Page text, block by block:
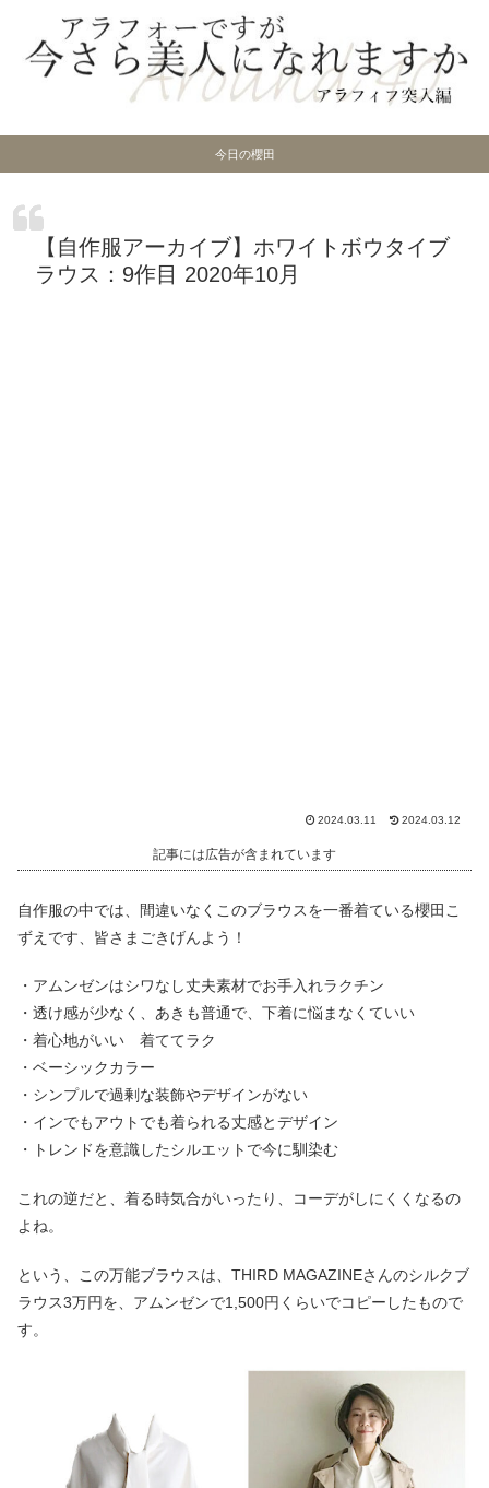
今日の櫻田
【自作服アーカイブ】ホワイトボウタイブ
ラウス：9作目 2020年10月
2024.03.11 2024.03.12
記事には広告が含まれています
自作服の中では、間違いなくこのブラウスを一番着ている櫻田こ
ずえです、皆さまごきげんよう！
・アムンゼンはシワなし丈夫素材でお手入れラクチン
・透け感が少なく、あきも普通で、下着に悩まなくていい
・着心地がいい 着ててラク
・ベーシックカラー
・シンプルで過剰な装飾やデザインがない
・インでもアウトでも着られる丈感とデザイン
・トレンドを意識したシルエットで今に馴染む
これの逆だと、着る時気合がいったり、コーデがしにくくなるの
よね。
という、この万能ブラウスは、THIRD MAGAZINEさんのシルクブ
ラウス3万円を、アムンゼンで1,500円くらいでコピーしたもので
す。